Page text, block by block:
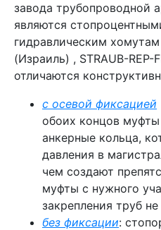
завода трубопроводной
являются
гидравлическим
(Израиль) , STRAUB-REP-
отличаются
с осевой фиксацией
обоих концов
анкерные кольца,
давления в
чем создают
муфты с нужного
закрепления труб
без фиксации: